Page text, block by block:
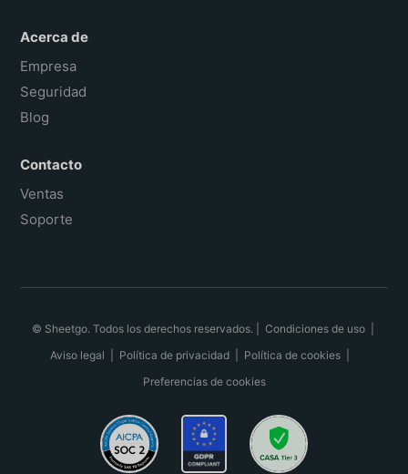
Acerca de
Empresa
Seguridad
Blog
Contacto
Ventas
Soporte
© Sheetgo. Todos los derechos reservados. | Condiciones de uso|
Aviso legal
Política de privacidad Política de cookies
Preferencias de cookies